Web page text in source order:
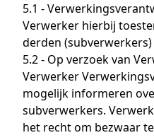
5.1 -
Verwerker hierbij
derden
5.2 - Op verzoek van
Verwerker
mogelijk informeren
subverwerkers.
het recht om bezwaar